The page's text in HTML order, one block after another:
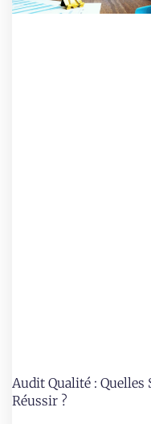
Audit Qualité : Quelles
Réussir ?